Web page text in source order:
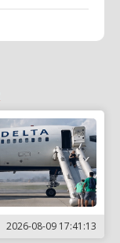
2026-08-09 17:41:13